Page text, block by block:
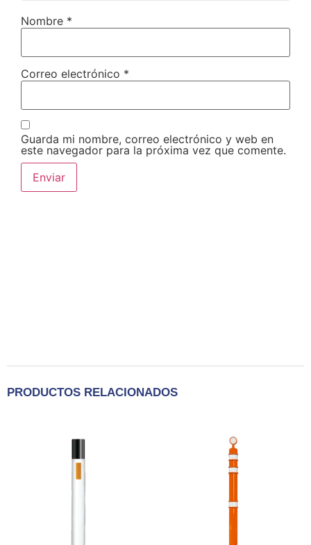
Nombre *
Correo electrónico *
Guarda mi nombre, correo electrónico y web en
este navegador para la próxima vez que comente.
PRODUCTOS RELACIONADOS